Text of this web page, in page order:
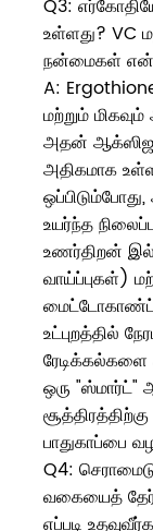
Q3:
உள்ளது? VC
நன்மைகள்
A:
மற்றும்
அதன்
அதிகமாக
உயர்ந்த
உணர்திறன்
வாய்ப்புகள்)
உட்புறத்தில்
ஒரு "ஸ்மார்ட்"
பாதுகாப்பை
Q4:
வகையைத்
எப்படி